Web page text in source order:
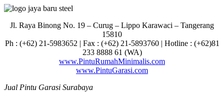
Jl. Raya Binong No. 19 – Curug – Lippo Karawaci – Tangerang
15810
Ph : (+62) 21-5983652 | Fax : (+62) 21-5893760 | Hotline : (+62)81
233 8888 61 (WA)
www.PintuRumahMinimalis.com
www.PintuGarasi.com
Jual Pintu Garasi Surabaya